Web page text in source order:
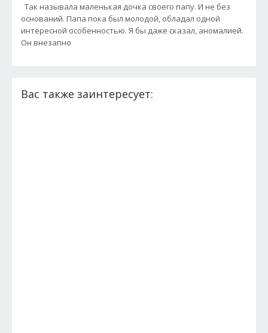
Так называла маленькая дочка своего папу. И не без
оснований. Папа пока был молодой, обладал одной
интересной особенностью. Я бы даже сказал, аномалией.
Он внезапно
Вас также заинтересует: